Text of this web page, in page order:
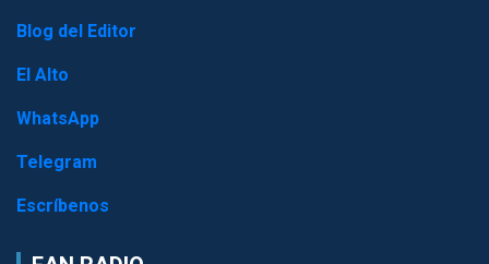
Blog del Editor
El Alto
WhatsApp
Telegram
Escríbenos